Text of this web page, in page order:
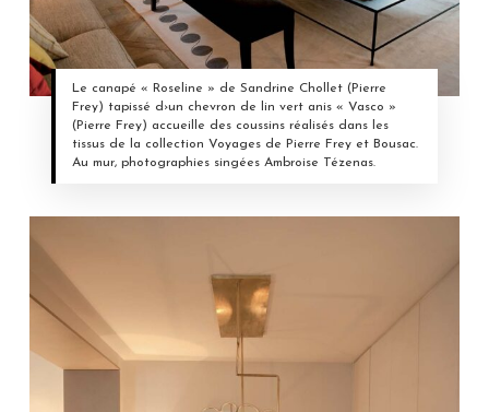
Le canapé « Roseline » de Sandrine Chollet (Pierre
Frey) tapissé d›un chevron de lin vert anis « Vasco »
(Pierre Frey) accueille des coussins réalisés dans les
tissus de la collection Voyages de Pierre Frey et Bousac.
Au mur, photographies singées Ambroise Tézenas.